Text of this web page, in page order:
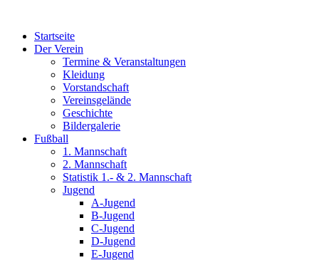
wechselnStartseite
Der Verein
Termine & Veranstaltungen
Kleidung
Vorstandschaft
Vereinsgelände
Geschichte
Bildergalerie
Fußball
1. Mannschaft
2. Mannschaft
Statistik 1.- & 2. Mannschaft
Jugend
A-Jugend
B-Jugend
C-Jugend
D-Jugend
E-Jugend